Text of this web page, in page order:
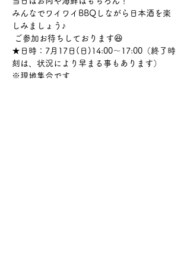
みんなでワイワイBBQしながら日本酒を楽
しみましょう♪
ご参加お待ちしております😆
★日時：7月17日(日)14:00～17:00（終了時
刻は、状況により早まる事もあります）
※現地集合です